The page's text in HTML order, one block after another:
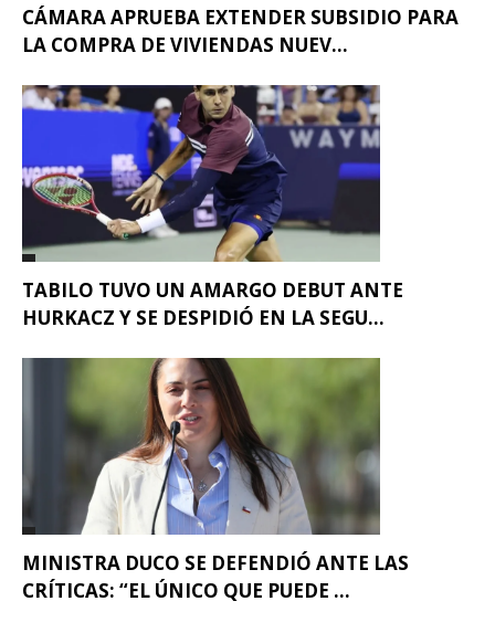
CÁMARA APRUEBA EXTENDER SUBSIDIO PARA
LA COMPRA DE VIVIENDAS NUEV...
TABILO TUVO UN AMARGO DEBUT ANTE
HURKACZ Y SE DESPIDIÓ EN LA SEGU...
MINISTRA DUCO SE DEFENDIÓ ANTE LAS
CRÍTICAS: “EL ÚNICO QUE PUEDE ...